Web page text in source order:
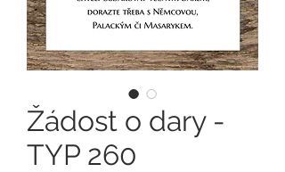
Žádost o dary -
TYP 260